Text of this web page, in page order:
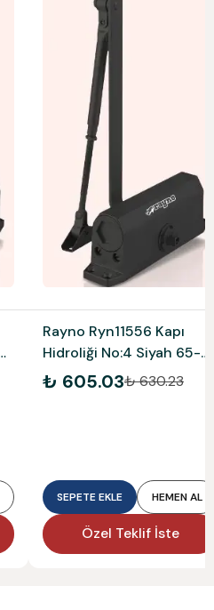
Rayno Ryn11556 Kapı
Hidroliği No:4 Siyah 65-
85 Kg
₺ 605.03₺ 630.23
SEPETE EKLE HEMEN AL
Özel Teklif İste